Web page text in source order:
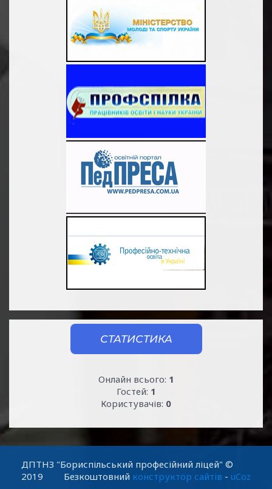
СТАТИСТИКА
Онлайн всього: 1
Гостей: 1
Користувачів: 0
ДПТНЗ "Бориспільський професійний ліцей" ©
2019
Безкоштовний конструктор сайтів - uCoz